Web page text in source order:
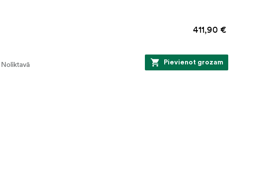
411,90 €
Noliktavā Pievienot grozam